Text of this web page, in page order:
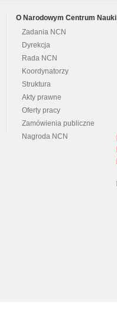
O Narodowym Centrum Nauki
Zadania NCN
Dyrekcja
Rada NCN
Koordynatorzy
Struktura
Akty prawne
Oferty pracy
Zamówienia publiczne
Nagroda NCN